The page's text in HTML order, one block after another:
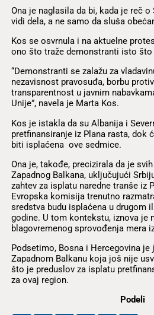
Ona je naglasila da bi, kada je reč
vidi dela, a ne samo da sluša
Kos se osvrnula i na aktuelne
ono što traže demonstranti isto što
“Demonstranti se zalažu za
nezavisnost pravosuđa, borbu
transparentnost u javnim
Unije”, navela je Marta Kos.
Kos je istakla da su Albanija i
pretfinansiranje iz Plana rasta, dok
biti isplaćena ove sedmice.
Ona je, takođe, precizirala da je
Zapadnog Balkana, uključujući
zahtev za isplatu naredne tranše iz
Evropska komisija trenutno
sredstva budu isplaćena u drugom
godine. U tom kontekstu, iznova je
blagovremenog sprovođenja mera
Podsetimo, Bosna i Hercegovina je
Zapadnom Balkanu koja još nije
što je preduslov za isplatu
za ovaj region.
Podeli